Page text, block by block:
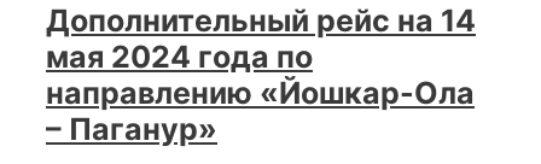
—
г.
Нижний
Дополнительный рейс на 14
мая 2024 года по
направлению «Йошкар-Ола
– Паганур»